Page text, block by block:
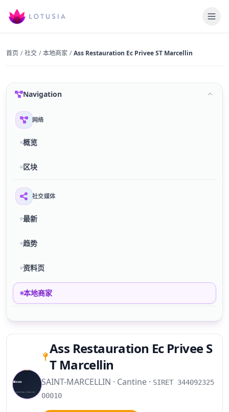
首页 / 社交 / 本地商家 / Ass Restauration Ec Privee ST Marcellin
Navigation
网络
概览
区块
社交媒体
最新
趋势
资料页
本地商家
Ass Restauration Ec Privee S
T Marcellin
SAINT-MARCELLIN · Cantine · SIRET 344092325
00010